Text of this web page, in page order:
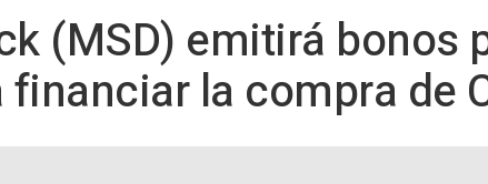
(MSD) emitirá bonos
financiar la compra de